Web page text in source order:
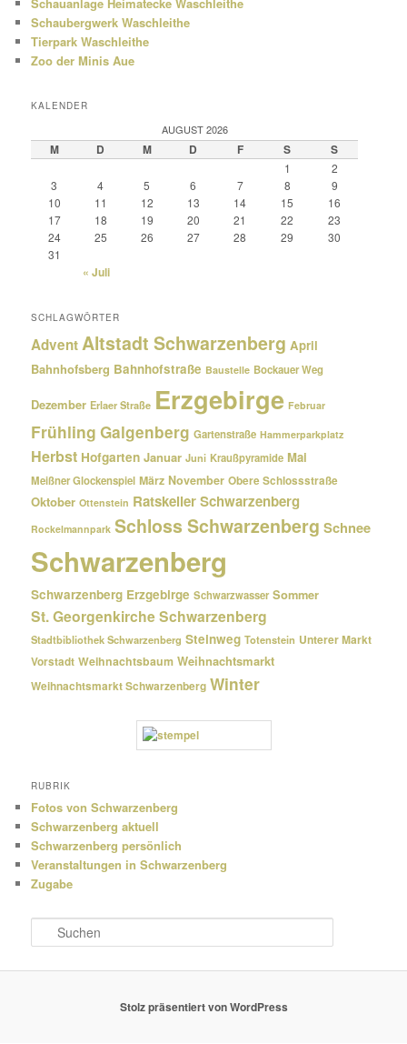
Schaubergwerk Waschleithe
Tierpark Waschleithe
Zoo der Minis Aue
KALENDER
AUGUST 2026
M D M D F S S
1
2
3
4 5 6 7 8
9
10
11 12 13 14 15
16
17
18 19 20 21 22
23
24
25 26 27 28 29
30
31
« Juli
SCHLAGWÖRTER
Advent Altstadt Schwarzenberg April
Bahnhofsberg Bahnhofstraße Baustelle Bockauer Weg
Dezember Erlaer Straße Erzgebirge Februar
Frühling Galgenberg Gartenstraße Hammerparkplatz
Herbst Hofgarten Januar Juni Kraußpyramide Mai
Meißner Glockenspiel März November Obere Schlossstraße
Oktober Ottenstein Ratskeller Schwarzenberg
Rockelmannpark Schloss Schwarzenberg Schnee
Schwarzenberg
Schwarzenberg Erzgebirge Schwarzwasser Sommer
St. Georgenkirche Schwarzenberg
Stadtbibliothek Schwarzenberg Steinweg Totenstein Unterer Markt
Vorstadt Weihnachtsbaum Weihnachtsmarkt
Weihnachtsmarkt Schwarzenberg Winter
RUBRIK
Fotos von Schwarzenberg
Schwarzenberg aktuell
Schwarzenberg persönlich
Veranstaltungen in Schwarzenberg
Zugabe
u
Stolz präsentiert von WordPress